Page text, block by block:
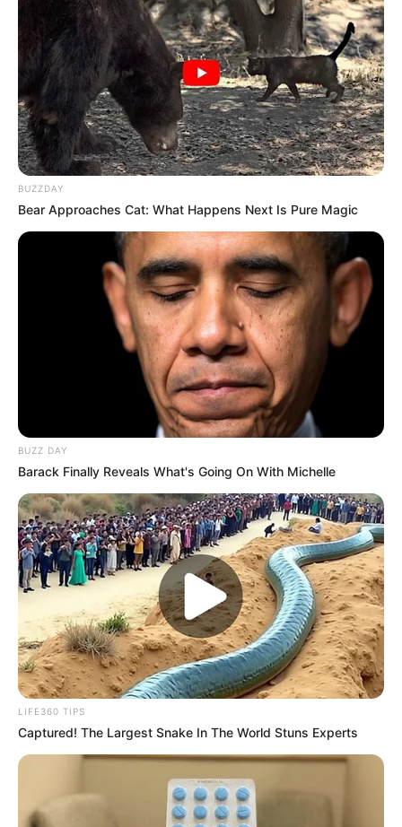
BUZZDAY
Bear Approaches Cat: What Happens Next Is Pure Magic
BUZZ DAY
Barack Finally Reveals What's Going On With Michelle
LIFE360 TIPS
Captured! The Largest Snake In The World Stuns Experts